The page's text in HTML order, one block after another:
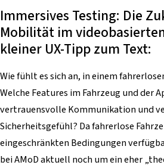
Immersives Testing: Die
Mobilität im
kleiner UX-Tipp zum Text:
Wie fühlt es sich an, in einem
Welche Features im Fahrzeug und der
vertrauensvolle Kommunikation und
Sicherheitsgefühl? Da fahrerlose
eingeschränkten Bedingungen
bei AMoD aktuell noch um ein eher